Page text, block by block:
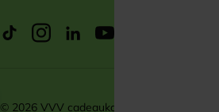
© 2026 VVV cadeaukaarten